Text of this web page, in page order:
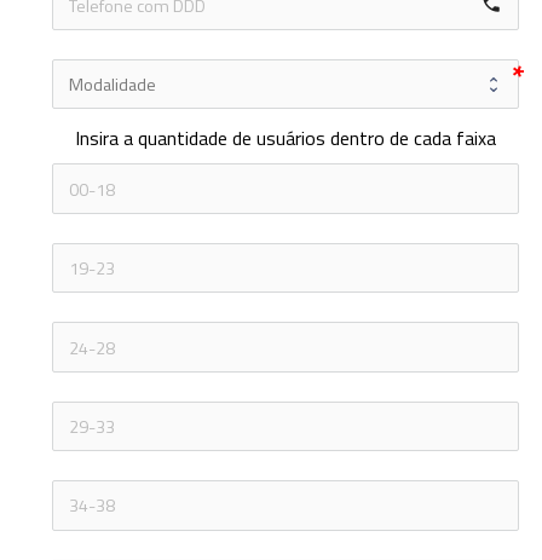
Insira a quantidade de usuários dentro de cada faixa